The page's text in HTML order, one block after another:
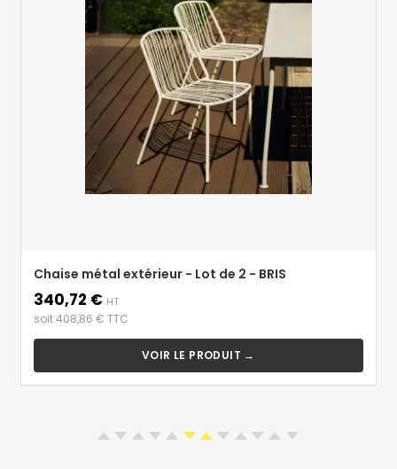
Chaise métal extérieur - Lot de 2 - BRIS
Prix
340,72 € HT
soit 408,86 € TTC
VOIR LE PRODUIT →